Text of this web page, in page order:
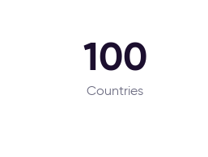
100
Countries